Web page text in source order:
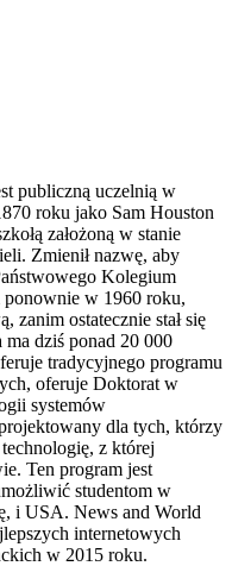
publiczną uczelnią w
roku jako Sam Houston
założoną w stanie
Zmienił nazwę, aby
Kolegium
w 1960 roku,
zanim ostatecznie stał się
dziś ponad 20 000
tradycyjnego programu
oferuje Doktorat w
systemów
dla tych, którzy
z której
Ten program jest
studentom w
i USA. News and World
internetowych
w 2015 roku.